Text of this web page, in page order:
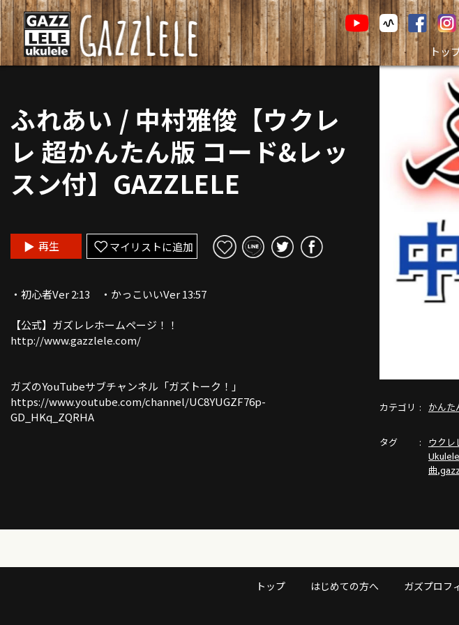
トッ
カテゴリ かんた
タグ ウクレ
Ukulele
曲,
ふれあい / 中村雅俊【ウクレ
レ 超かんたん版 コード&レッ
スン付】GAZZLELE
再生 マイリストに追加
・初心者Ver 2:13 ・かっこいいVer 13:57
【公式】ガズレレホームページ！！
http://www.gazzlele.com/
ガズのYouTubeサブチャンネル「ガズトーク！」
https://www.youtube.com/channel/UC8YUGZF76p-
GD_HKq_ZQRHA
トップ はじめての方へ ガズプロフ